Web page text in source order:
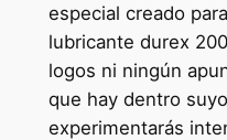
especial creado
lubricante durex
logos ni ningún
que hay dentro
experimentarás